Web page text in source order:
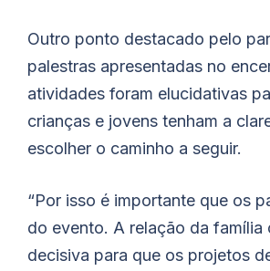
Outro ponto destacado pelo
palestras apresentadas no
atividades foram elucidativas
crianças e jovens tenham a
escolher o caminho a seguir.
“Por isso é importante que os
do evento. A relação da família
decisiva para que os projetos